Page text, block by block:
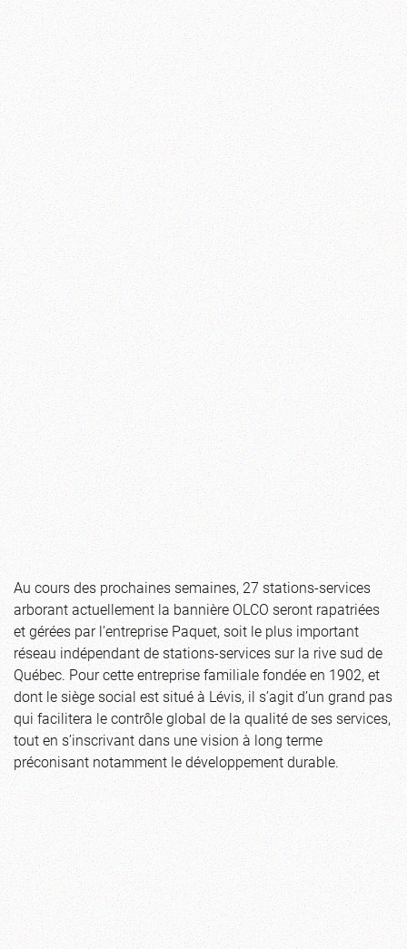
Au cours des prochaines semaines, 27 stations-services
arborant actuellement la bannière OLCO seront rapatriées
et gérées par l’entreprise Paquet, soit le plus important
réseau indépendant de stations-services sur la rive sud de
Québec. Pour cette entreprise familiale fondée en 1902, et
dont le siège social est situé à Lévis, il s’agit d’un grand pas
qui facilitera le contrôle global de la qualité de ses services,
tout en s’inscrivant dans une vision à long terme
préconisant notamment le développement durable.